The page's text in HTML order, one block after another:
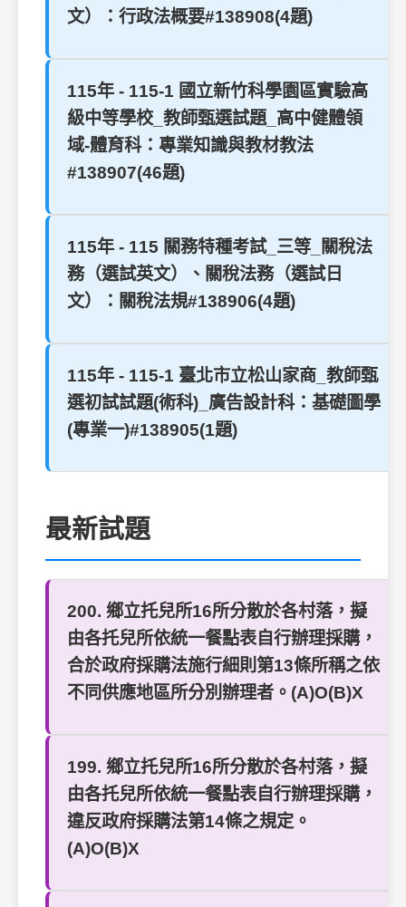
文）：行政法概要#138908(4題)
115年 - 115-1 國立新竹科學園區實驗高
級中等學校_教師甄選試題_高中健體領
域-體育科：專業知識與教材教法
#138907(46題)
115年 - 115 關務特種考試_三等_關稅法
務（選試英文）、關稅法務（選試日
文）：關稅法規#138906(4題)
115年 - 115-1 臺北市立松山家商_教師甄
選初試試題(術科)_廣告設計科：基礎圖學
(專業一)#138905(1題)
最新試題
200. 鄉立托兒所16所分散於各村落，擬
由各托兒所依統一餐點表自行辦理採購，
合於政府採購法施行細則第13條所稱之依
不同供應地區所分別辦理者。(A)O(B)X
199. 鄉立托兒所16所分散於各村落，擬
由各托兒所依統一餐點表自行辦理採購，
違反政府採購法第14條之規定。
(A)O(B)X